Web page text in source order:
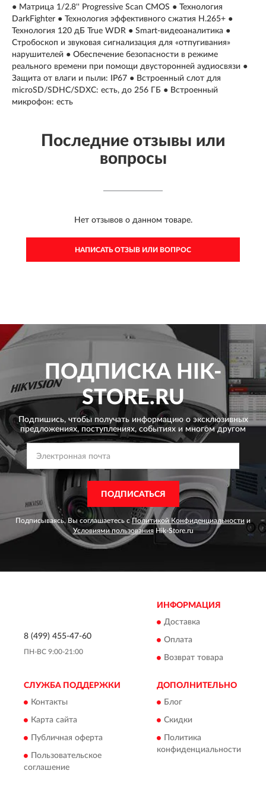
● Матрица 1/2.8'' Progressive Scan CMOS ● Технология
DarkFighter ● Технология эффективного сжатия H.265+ ●
Технология 120 дБ True WDR ● Smart-видеоаналитика ●
Стробоскоп и звуковая сигнализация для «отпугивания»
нарушителей ● Обеспечение безопасности в режиме
реального времени при помощи двусторонней аудиосвязи ●
Защита от влаги и пыли: IP67 ● Встроенный слот для
microSD/SDHC/SDXC: есть, до 256 ГБ ● Встроенный
микрофон: есть
Последние отзывы или
вопросы
Нет отзывов о данном товаре.
НАПИСАТЬ ОТЗЫВ ИЛИ ВОПРОС
ПОДПИСКА HIK-
STORE.RU
Подпишись, чтобы получать информацию о эксклюзивных
предложениях, поступлениях, событиях и многом другом
ПОДПИСАТЬСЯ
Подписываясь, Вы соглашаетесь сПолитикой Конфиденциальности и
Условиями пользованияHik-Store.ru
8 (499) 455-47-60
ПН-ВС 9:00-21:00
ИНФОРМАЦИЯ
Доставка
Оплата
Возврат товара
СЛУЖБА ПОДДЕРЖКИ
Контакты
Карта сайта
Публичная оферта
Пользовательское
соглашение
ДОПОЛНИТЕЛЬНО
Блог
Скидки
Политика
конфиденциальности